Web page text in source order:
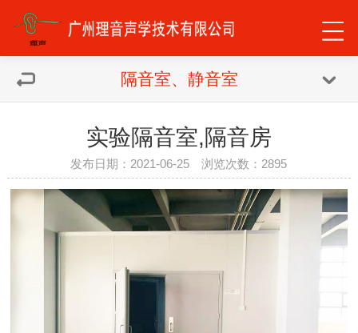
隔音室、静音室
实验隔音室,隔音房
发布日期：2021-06-25 浏览次数： 2895